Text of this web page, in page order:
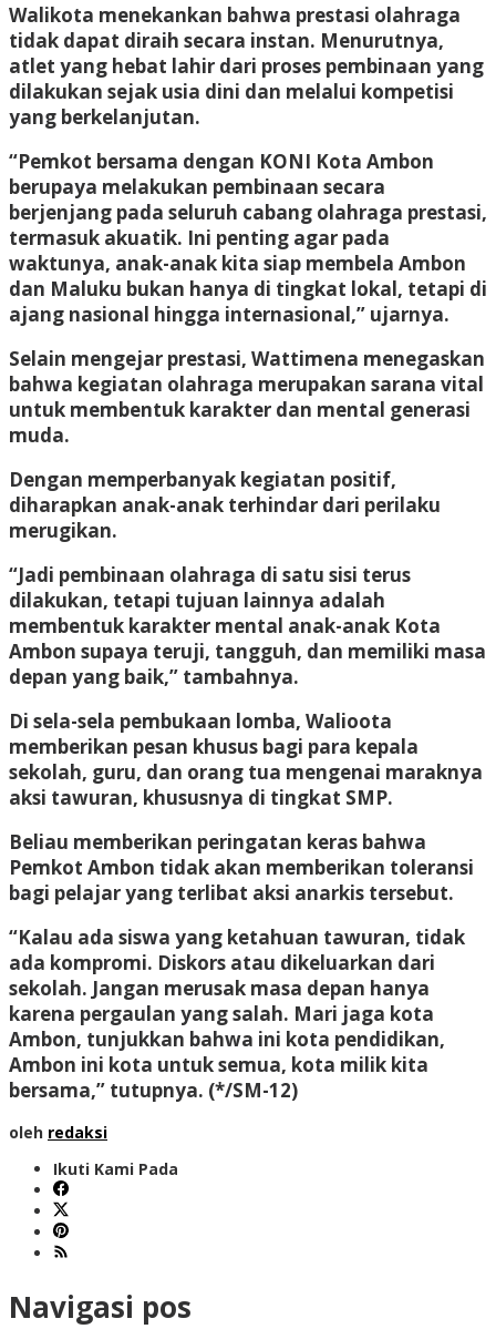
Walikota menekankan bahwa prestasi olahraga
tidak dapat diraih secara instan. Menurutnya,
atlet yang hebat lahir dari proses pembinaan yang
dilakukan sejak usia dini dan melalui kompetisi
yang berkelanjutan.
“Pemkot bersama dengan KONI Kota Ambon
berupaya melakukan pembinaan secara
berjenjang pada seluruh cabang olahraga prestasi,
termasuk akuatik. Ini penting agar pada
waktunya, anak-anak kita siap membela Ambon
dan Maluku bukan hanya di tingkat lokal, tetapi di
ajang nasional hingga internasional,” ujarnya.
Selain mengejar prestasi, Wattimena menegaskan
bahwa kegiatan olahraga merupakan sarana vital
untuk membentuk karakter dan mental generasi
muda.
Dengan memperbanyak kegiatan positif,
diharapkan anak-anak terhindar dari perilaku
merugikan.
“Jadi pembinaan olahraga di satu sisi terus
dilakukan, tetapi tujuan lainnya adalah
membentuk karakter mental anak-anak Kota
Ambon supaya teruji, tangguh, dan memiliki masa
depan yang baik,” tambahnya.
Di sela-sela pembukaan lomba, Walioota
memberikan pesan khusus bagi para kepala
sekolah, guru, dan orang tua mengenai maraknya
aksi tawuran, khususnya di tingkat SMP.
Beliau memberikan peringatan keras bahwa
Pemkot Ambon tidak akan memberikan toleransi
bagi pelajar yang terlibat aksi anarkis tersebut.
“Kalau ada siswa yang ketahuan tawuran, tidak
ada kompromi. Diskors atau dikeluarkan dari
sekolah. Jangan merusak masa depan hanya
karena pergaulan yang salah. Mari jaga kota
Ambon, tunjukkan bahwa ini kota pendidikan,
Ambon ini kota untuk semua, kota milik kita
bersama,” tutupnya. (*/SM-12)
oleh redaksi
Ikuti Kami Pada
Navigasi pos